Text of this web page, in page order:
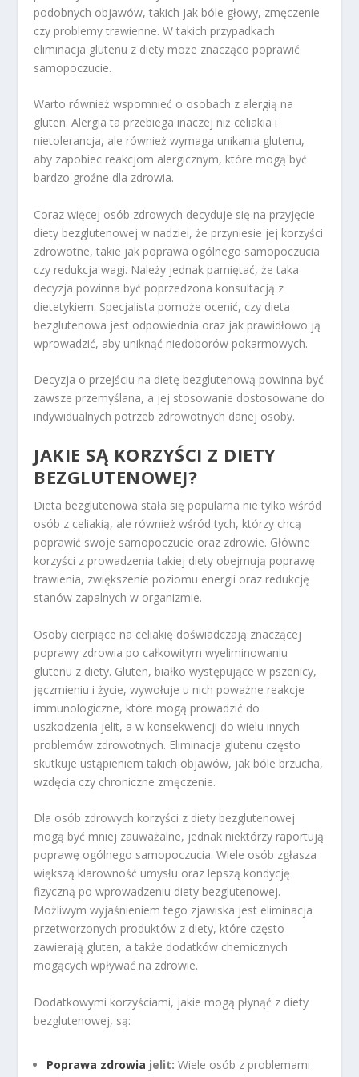
podobnych objawów, takich jak bóle głowy, zmęczenie
czy problemy trawienne. W takich przypadkach
eliminacja glutenu z diety może znacząco poprawić
samopoczucie.
Warto również wspomnieć o osobach z alergią na
gluten. Alergia ta przebiega inaczej niż celiakia i
nietolerancja, ale również wymaga unikania glutenu,
aby zapobiec reakcjom alergicznym, które mogą być
bardzo groźne dla zdrowia.
Coraz więcej osób zdrowych decyduje się na przyjęcie
diety bezglutenowej w nadziei, że przyniesie jej korzyści
zdrowotne, takie jak poprawa ogólnego samopoczucia
czy redukcja wagi. Należy jednak pamiętać, że taka
decyzja powinna być poprzedzona konsultacją z
dietetykiem. Specjalista pomoże ocenić, czy dieta
bezglutenowa jest odpowiednia oraz jak prawidłowo ją
wprowadzić, aby uniknąć niedoborów pokarmowych.
Decyzja o przejściu na dietę bezglutenową powinna być
zawsze przemyślana, a jej stosowanie dostosowane do
indywidualnych potrzeb zdrowotnych danej osoby.
JAKIE SĄ KORZYŚCI Z DIETY
BEZGLUTENOWEJ?
Dieta bezglutenowa stała się popularna nie tylko wśród
osób z celiakią, ale również wśród tych, którzy chcą
poprawić swoje samopoczucie oraz zdrowie. Główne
korzyści z prowadzenia takiej diety obejmują poprawę
trawienia, zwiększenie poziomu energii oraz redukcję
stanów zapalnych w organizmie.
Osoby cierpiące na celiakię doświadczają znaczącej
poprawy zdrowia po całkowitym wyeliminowaniu
glutenu z diety. Gluten, białko występujące w pszenicy,
jęczmieniu i życie, wywołuje u nich poważne reakcje
immunologiczne, które mogą prowadzić do
uszkodzenia jelit, a w konsekwencji do wielu innych
problemów zdrowotnych. Eliminacja glutenu często
skutkuje ustąpieniem takich objawów, jak bóle brzucha,
wzdęcia czy chroniczne zmęczenie.
Dla osób zdrowych korzyści z diety bezglutenowej
mogą być mniej zauważalne, jednak niektórzy raportują
poprawę ogólnego samopoczucia. Wiele osób zgłasza
większą klarowność umysłu oraz lepszą kondycję
fizyczną po wprowadzeniu diety bezglutenowej.
Możliwym wyjaśnieniem tego zjawiska jest eliminacja
przetworzonych produktów z diety, które często
zawierają gluten, a także dodatków chemicznych
mogących wpływać na zdrowie.
Dodatkowymi korzyściami, jakie mogą płynąć z diety
bezglutenowej, są:
Poprawa zdrowia jelit: Wiele osób z problemami